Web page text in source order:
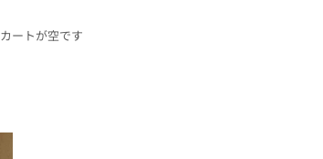
カートが空です